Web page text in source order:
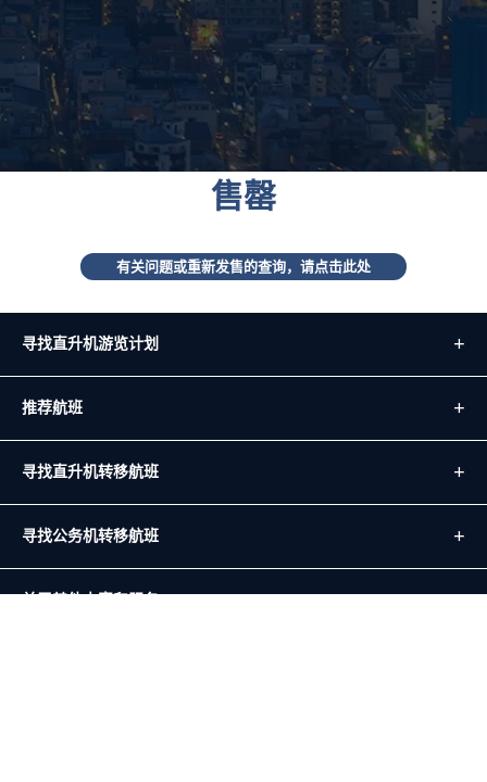
售罄
有关问题或重新发售的查询，请点击此处
寻找直升机游览计划
推荐航班
寻找直升机转移航班
寻找公务机转移航班